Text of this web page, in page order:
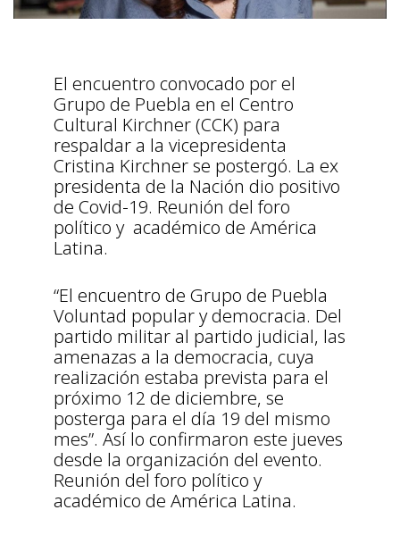
El encuentro convocado por el
Grupo de Puebla en el Centro
Cultural Kirchner (CCK) para
respaldar a la vicepresidenta
Cristina Kirchner se postergó. La ex
presidenta de la Nación dio positivo
de Covid-19. Reunión del foro
político y académico de América
Latina.
“El encuentro de Grupo de Puebla
Voluntad popular y democracia. Del
partido militar al partido judicial, las
amenazas a la democracia, cuya
realización estaba prevista para el
próximo 12 de diciembre, se
posterga para el día 19 del mismo
mes”. Así lo confirmaron este jueves
desde la organización del evento.
Reunión del foro político y
académico de América Latina.